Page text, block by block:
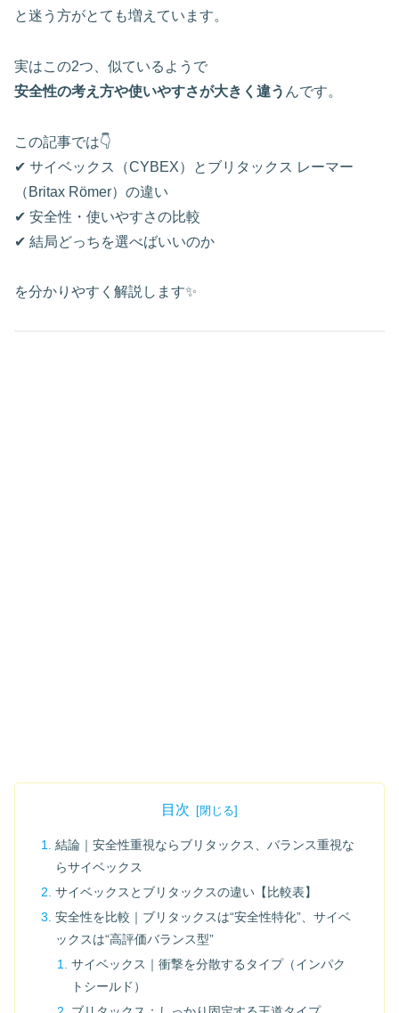
と迷う方がとても増えています。
実はこの2つ、似ているようで
安全性の考え方や使いやすさが大きく違う んです。
この記事では👇
✔ サイベックス（CYBEX）とブリタックス レーマー
（Britax Römer）の違い
✔ 安全性・使いやすさの比較
✔ 結局どっちを選べばいいのか
を分かりやすく解説します✨
目次
結論｜安全性重視ならブリタックス、バランス重視な
らサイベックス
サイベックスとブリタックスの違い【比較表】
安全性を比較｜ブリタックスは“安全性特化”、サイベ
ックスは“高評価バランス型”
サイベックス｜衝撃を分散するタイプ（インパク
トシールド）